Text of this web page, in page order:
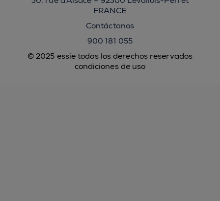
© 2025 essie todos los derechos reservados
condiciones de uso
FRANCE
Contáctanos
900 181 055